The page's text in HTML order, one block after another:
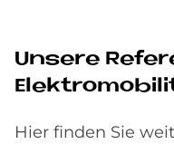
Un­se­re
Hier finden Sie